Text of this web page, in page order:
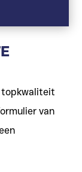
topkwaliteit
van